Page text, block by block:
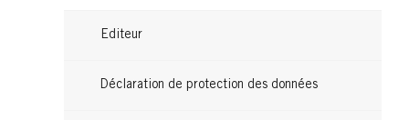
Editeur
Déclaration de protection des données